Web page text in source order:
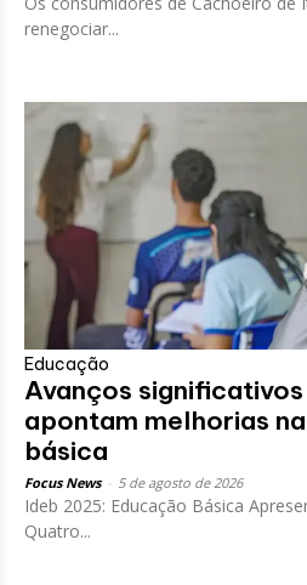
renegociar...
Educação
Avanços
apontam melhorias
básica
Focus News 5 de agosto de 2026
Ideb 2025: Educação Básica
Quatro...